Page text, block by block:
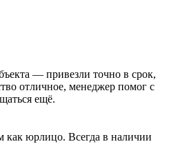
— привезли точно в срок,
отличное, менеджер помог с
ещё.
как юрлицо. Всегда в наличии